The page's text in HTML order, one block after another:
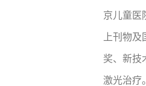
京儿童医
上刊物
奖、新技
激光治疗。